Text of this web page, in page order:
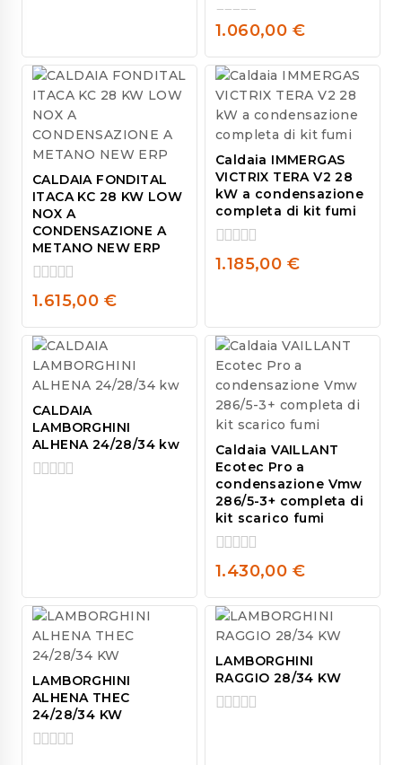
0
out
of
5
1.060,00 €
CALDAIA FONDITAL
ITACA KC 28 KW LOW
NOX A
CONDENSAZIONE A
METANO NEW ERP
0
of
5
1.615,00 €
Caldaia IMMERGAS
VICTRIX TERA V2 28
kW a condensazione
completa di kit fumi
0
1.185,00 €
CALDAIA
LAMBORGHINI
ALHENA 24/28/34 kw
Caldaia VAILLANT
Ecotec Pro a
condensazione Vmw
286/5-3+ completa di
kit scarico fumi
0
of
5
1.430,00 €
LAMBORGHINI
ALHENA THEC
24/28/34 KW
LAMBORGHINI
RAGGIO 28/34 KW